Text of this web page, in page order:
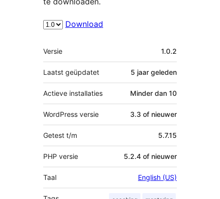
Download
Meta
Versie 1.0.2
Laatst geüpdatet 5 jaar geleden
Actieve installaties Minder dan 10
WordPress versie 3.3 of nieuwer
Getest t/m 5.7.15
PHP versie 5.2.4 of nieuwer
Taal English (US)